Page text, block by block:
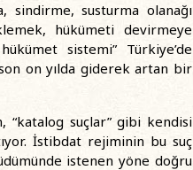
sindirme, susturma olanağı
hükümeti devirmeye
sistemi” Türkiye’de
on yılda giderek artan bir
“katalog suçlar” gibi kendisi
İstibdat rejiminin bu suç
istenen yöne doğru